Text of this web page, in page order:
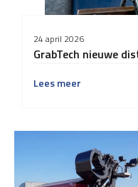
24 april 2026
GrabTech nieuwe
Lees meer